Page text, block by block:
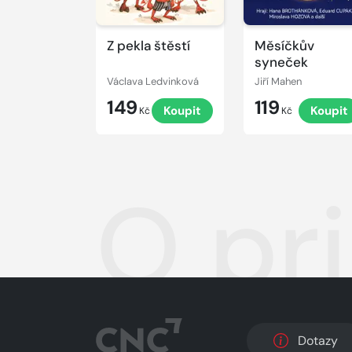
Z pekla štěstí
Václava Ledvinková
149 Kč Koupit
Měsíčkův
syneček
Jiří Mahen
119 Kč Koupit
O
Dotazy